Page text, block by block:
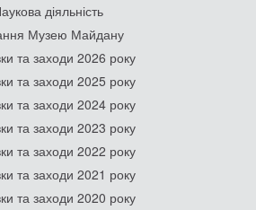
діяльність
Музею Майдану
та заходи 2026 року
та заходи 2025 року
та заходи 2024 року
та заходи 2023 року
та заходи 2022 року
та заходи 2021 року
та заходи 2020 року